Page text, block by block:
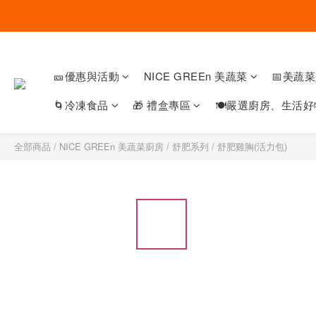
🎫優惠與活動 NICE GREEn 美蔬菜
📅美蔬
🌀冷凍食品
🎁 禮盒專區 🍽嚴選廚房、生活好
全部商品 / NICE GREEn 美蔬菜廚房 / 舒肥系列 / 舒肥雞胸(活力包)